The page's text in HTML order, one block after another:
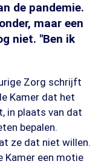
de pandemie.
maar een
niet. "Ben ik
Zorg schrijft
Kamer dat het
in plaats van dat
bepalen.
ze dat niet willen.
Kamer een motie